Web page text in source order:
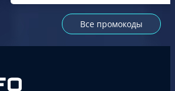
Все промокоды